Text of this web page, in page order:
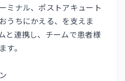
ミナル、ポストアキュート
うちにかえる、を支えま
と連携し、チームで患者様
す。